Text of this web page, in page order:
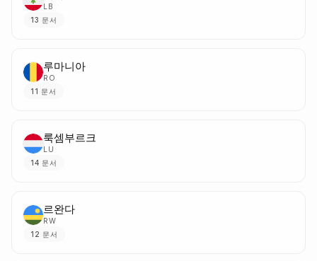
LB
13 문서
루마니아
RO
11 문서
룩셈부르크
LU
14 문서
르완다
RW
12 문서